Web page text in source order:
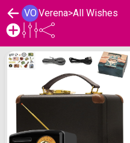
VO Verena>All Wishes
Verena's Wishlist